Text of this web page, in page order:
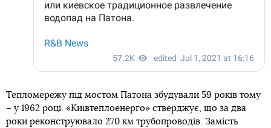
Тепломережу під мостом Патона збудували 59 років тому
– у 1962 році. «Київтеплоенерго» стверджує, що за два
роки реконструювало 270 км трубопроводів. Замість